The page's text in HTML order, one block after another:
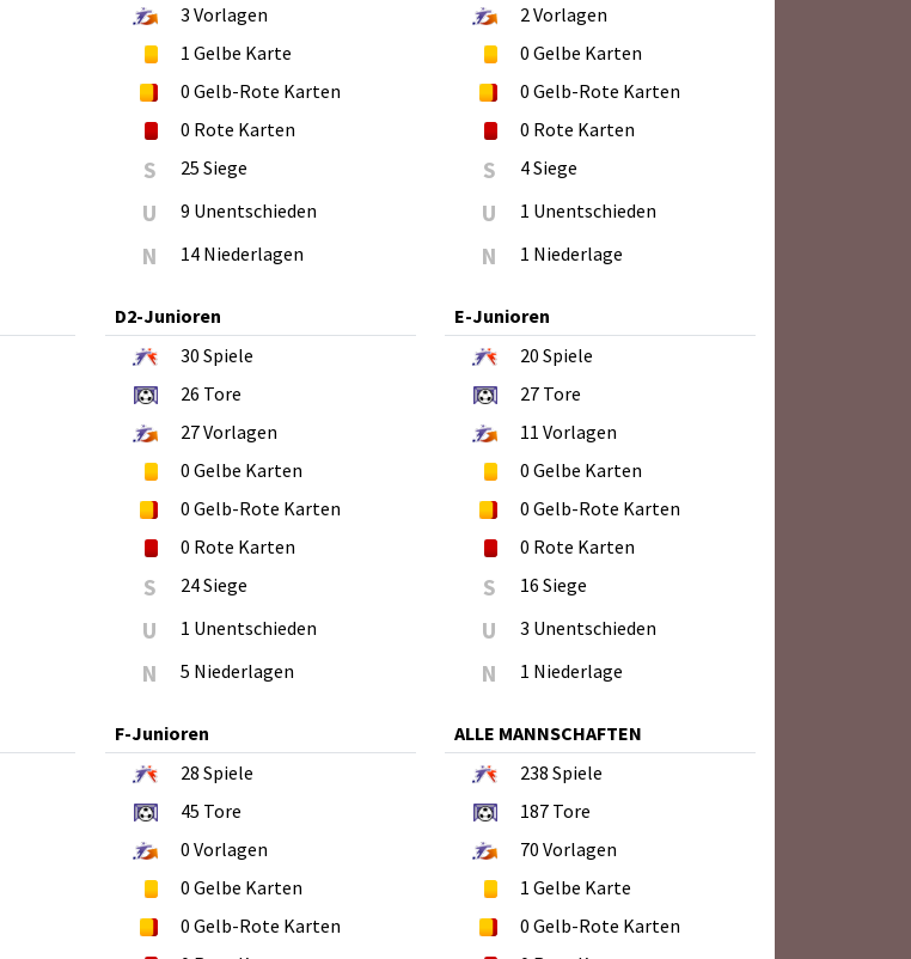
3 Vorlagen
1 Gelbe Karte
0 Gelb-Rote Karten
0 Rote Karten
S 25 Siege
U 9 Unentschieden
N 14 Niederlagen
2Vorlagen
0 Gelbe Karten
0 Gelb-Rote Karten
0 Rote Karten
S 4 Siege
U 1 Unentschieden
N 1 Niederlage
D2-Junioren
30 Spiele
26 Tore
27Vorlagen
0 Gelbe Karten
0 Gelb-Rote Karten
0 Rote Karten
S 24 Siege
U 1 Unentschieden
N 5 Niederlagen
E-Junioren
20 Spiele
27 Tore
11 Vorlagen
0 Gelbe Karten
0 Gelb-Rote Karten
0 Rote Karten
S 16 Siege
U 3 Unentschieden
N 1 Niederlage
F-Junioren
28 Spiele
45 Tore
0 Vorlagen
0 Gelbe Karten
0 Gelb-Rote Karten
ALLE MANNSCHAFTEN
238 Spiele
187 Tore
70 Vorlagen
1 Gelbe Karte
0 Gelb-Rote Karten